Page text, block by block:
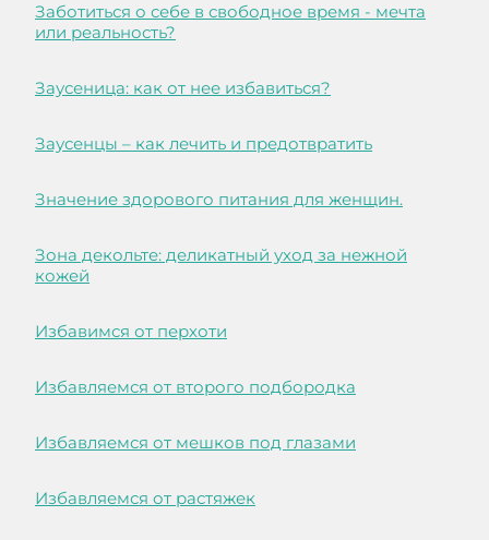
Заботиться о себе в свободное время - мечта
или реальность?
Заусеница: как от нее избавиться?
Заусенцы – как лечить и предотвратить
Значение здорового питания для женщин.
Зона декольте: деликатный уход за нежной
кожей
Избавимся от перхоти
Избавляемся от второго подбородка
Избавляемся от мешков под глазами
Избавляемся от растяжек